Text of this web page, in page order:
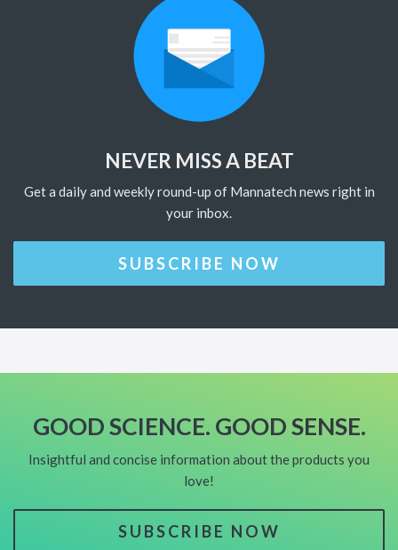
NEVER MISS A BEAT
Get a daily and weekly round-up of Mannatech news right in
your inbox.
SUBSCRIBE NOW
GOOD SCIENCE. GOOD SENSE.
Insightful and concise information about the products you
love!
SUBSCRIBE NOW